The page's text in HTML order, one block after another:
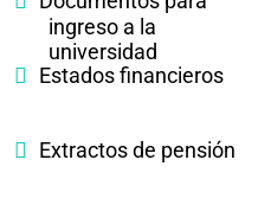
ingreso a la
universidad
Estados financieros
Extractos de pensión